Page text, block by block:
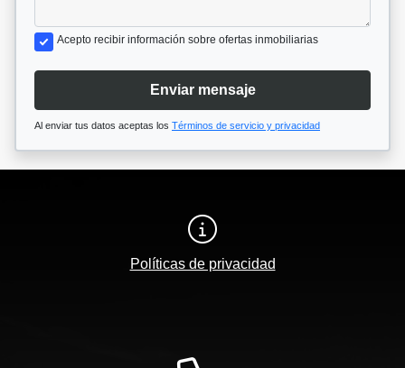
Acepto recibir información sobre ofertas inmobiliarias
Enviar mensaje
Al enviar tus datos aceptas los Términos de servicio y privacidad
Políticas de privacidad